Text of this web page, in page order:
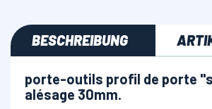
BESCHREIBUNG
porte-outils profil de porte
alésage 30mm.